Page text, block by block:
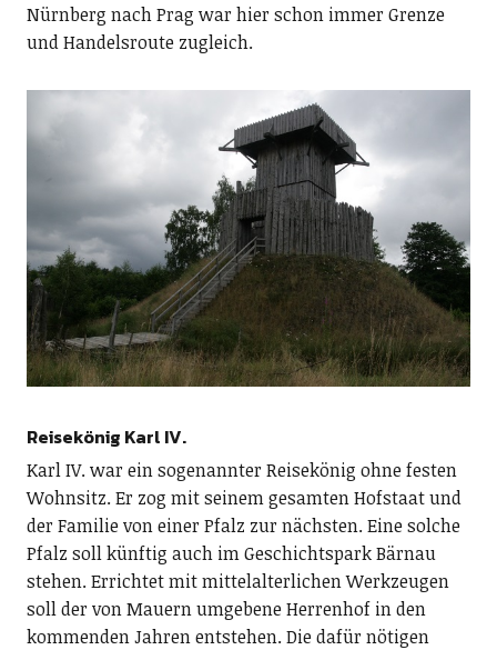
Nürnberg nach Prag war hier schon immer Grenze
und Handelsroute zugleich.
Reisekönig Karl IV.
Karl IV. war ein sogenannter Reisekönig ohne festen
Wohnsitz. Er zog mit seinem gesamten Hofstaat und
der Familie von einer Pfalz zur nächsten. Eine solche
Pfalz soll künftig auch im Geschichtspark Bärnau
stehen. Errichtet mit mittelalterlichen Werkzeugen
soll der von Mauern umgebene Herrenhof in den
kommenden Jahren entstehen. Die dafür nötigen